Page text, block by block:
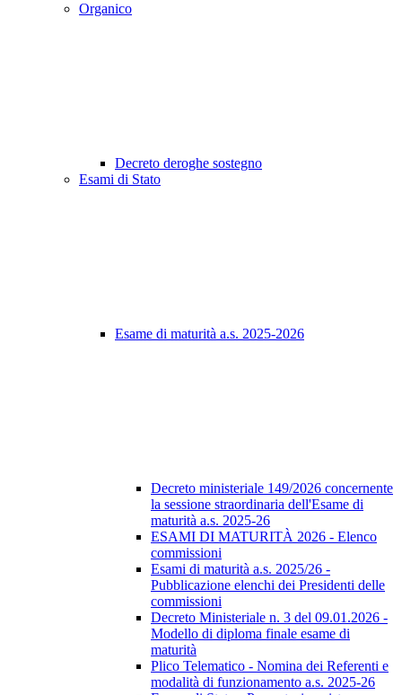
Organico
Decreto deroghe sostegno
Esami di Stato
Esame di maturità a.s. 2025-2026
Decreto ministeriale 149/2026 concernente
la sessione straordinaria dell'Esame di
maturità a.s. 2025-26
ESAMI DI MATURITÀ 2026 - Elenco
commissioni
Esami di maturità a.s. 2025/26 -
Pubblicazione elenchi dei Presidenti delle
commissioni
Decreto Ministeriale n. 3 del 09.01.2026 -
Modello di diploma finale esame di
maturità
Plico Telematico - Nomina dei Referenti e
modalità di funzionamento a.s. 2025-26